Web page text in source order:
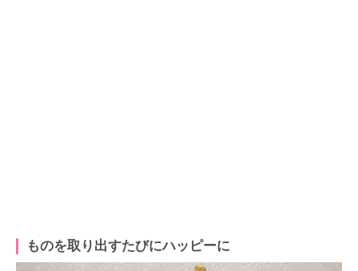
ものを取り出すたびにハッピーに